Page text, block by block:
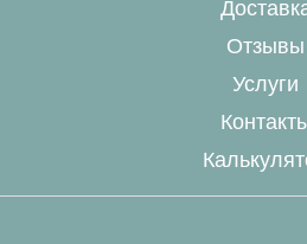
Отзывы
Услуги